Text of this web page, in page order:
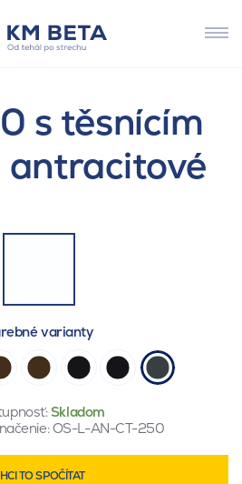
s těsnícím
antracitové
varianty
Skladom
OS-L-AN-CT-250
TO SPOČÍTAT